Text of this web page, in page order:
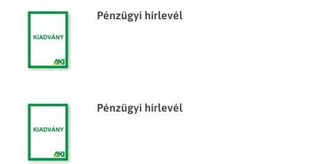
Pénzügyi hírlevél
Pénzügyi hírlevél